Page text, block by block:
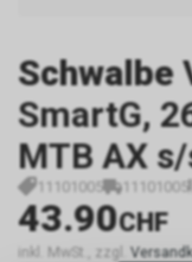
Schwalbe
SmartG,
MTB AX
11101005 11101005
43.90CHF
inkl. MwSt., zzgl.